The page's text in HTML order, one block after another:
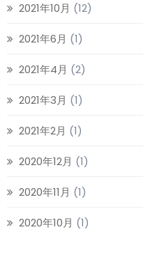
2021年10月 (12)
2021年6月 (1)
2021年4月 (2)
2021年3月 (1)
2021年2月 (1)
2020年12月 (1)
2020年11月 (1)
2020年10月 (1)